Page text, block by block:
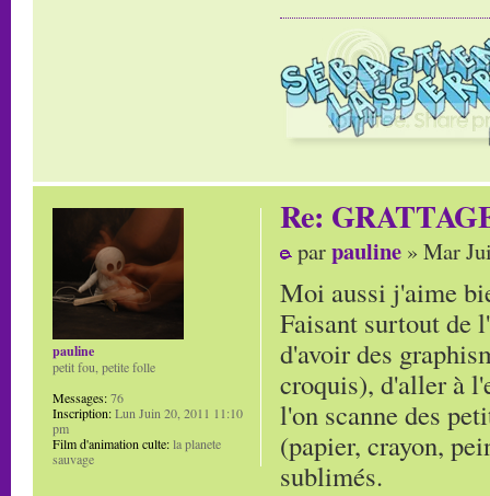
Re:
parpauline » Mar
Moi aussi j'aime
Faisant surtout de
d'avoir des
croquis), d'aller à
l'on scanne des
(papier, crayon,
sublimés.
pauline
petit fou, petite folle
Messages:76
Inscription:Lun Juin 20, 2011 11:10
pm
Film d'animation culte:la planete
sauvage